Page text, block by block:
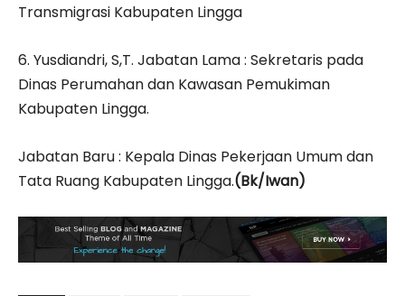
Transmigrasi Kabupaten Lingga
6. Yusdiandri, S,T. Jabatan Lama : Sekretaris pada
Dinas Perumahan dan Kawasan Pemukiman
Kabupaten Lingga.
Jabatan Baru : Kepala Dinas Pekerjaan Umum dan
Tata Ruang Kabupaten Lingga.(Bk/Iwan)